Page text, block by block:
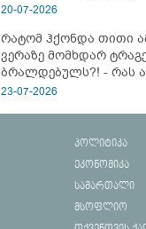
20-07-2026
რატომ ჰქონდა თითი
ვერაზე მომხდარ
ბრალდებულს?! - რას
23-07-2026
პოლიტიკა
ეკონომიკა
სამართალი
მსოფლიო